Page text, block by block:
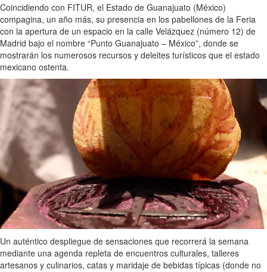
Coincidiendo con FITUR, el Estado de Guanajuato (México)
compagina, un año más, su presencia en los pabellones de la Feria
con la apertura de un espacio en la calle Velázquez (número 12) de
Madrid bajo el nombre “Punto Guanajuato – México”, donde se
mostrarán los numerosos recursos y deleites turísticos que el estado
mexicano ostenta.
Un auténtico despliegue de sensaciones que recorrerá la semana
mediante una agenda repleta de encuentros culturales, talleres
artesanos y culinarios, catas y maridaje de bebidas típicas (donde no